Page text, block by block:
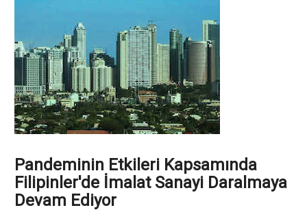
Pandeminin Etkileri Kapsamında
Filipinler'de İmalat Sanayi Daralmaya
Devam Ediyor